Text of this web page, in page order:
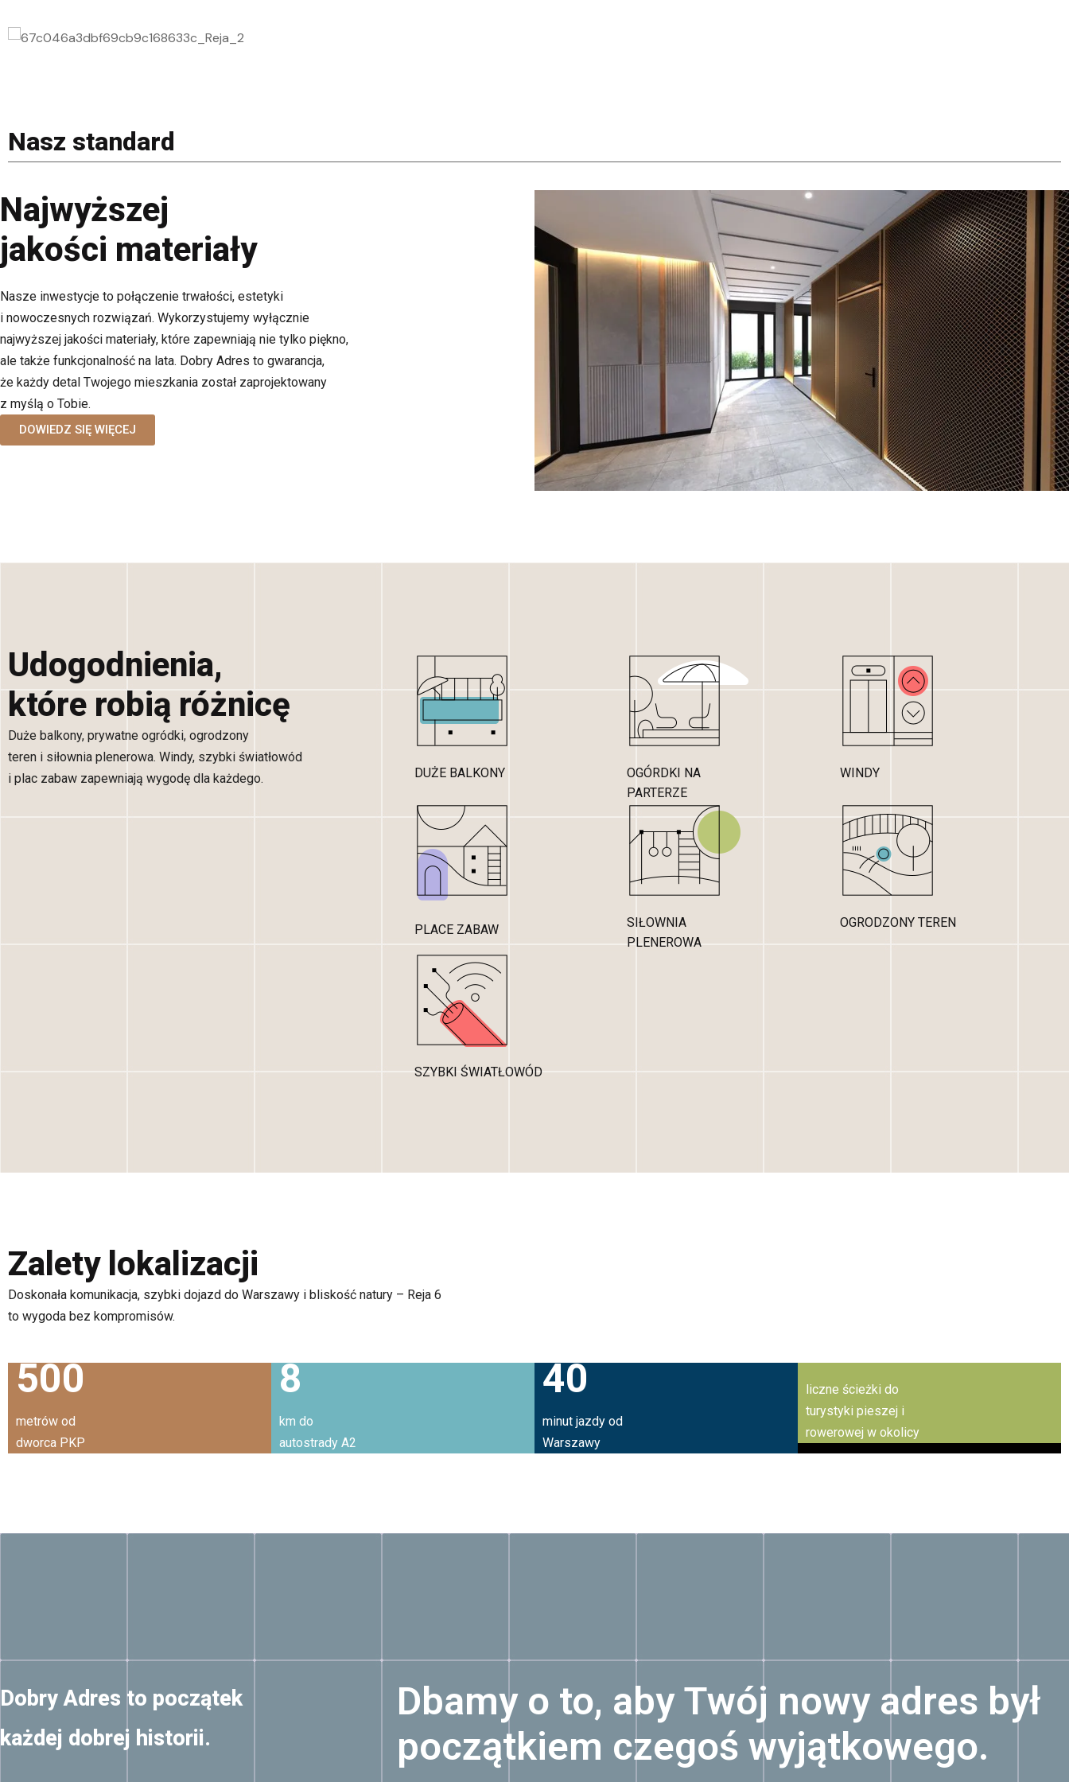
Nasz standard
Najwyższej
jakości materiały
Nasze inwestycje to połączenie trwałości, estetyki
i nowoczesnych rozwiązań. Wykorzystujemy wyłącznie
najwyższej jakości materiały, które zapewniają nie tylko piękno,
ale także funkcjonalność na lata. Dobry Adres to gwarancja,
że każdy detal Twojego mieszkania został zaprojektowany
z myślą o Tobie.
DOWIEDZ SIĘ WIĘCEJ
Udogodnienia,
które robią różnicę
Duże balkony, prywatne ogródki, ogrodzony
teren i siłownia plenerowa. Windy, szybki światłowód
i plac zabaw zapewniają wygodę dla każdego.
DUŻE BALKONY
OGÓRDKI NA
PARTERZE
WINDY
PLACE ZABAW
SIŁOWNIA
PLENEROWA
OGRODZONY TEREN
SZYBKI ŚWIATŁOWÓD
Zalety lokalizacji
Doskonała komunikacja, szybki dojazd do Warszawy i bliskość natury – Reja 6
to wygoda bez kompromisów.
500
metrów od
dworca PKP
8
km do
autostrady A2
40
minut jazdy od
Warszawy
liczne ścieżki do
turystyki pieszej i
rowerowej w okolicy
Dobry Adres to początek
każdej dobrej historii.
Dbamy o to, aby Twój nowy adres był
początkiem czegoś wyjątkowego.